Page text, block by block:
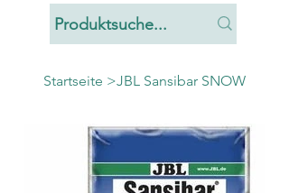
Startseite >JBL Sansibar SNOW